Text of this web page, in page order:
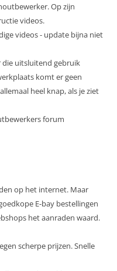
Op zijn
videos.
videos - update bijna niet
uitsluitend gebruik
komt er geen
heel knap, als je ziet
forum
op het internet. Maar
E-bay bestellingen
het aanraden waard.
scherpe prijzen. Snelle